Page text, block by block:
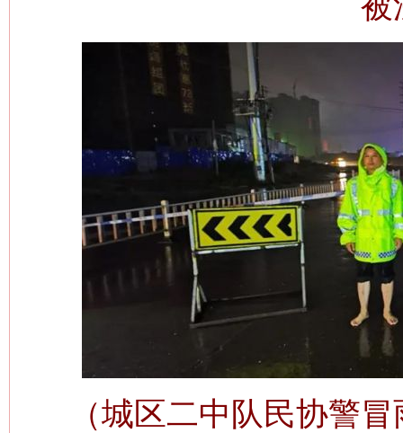
（城区二中队民协警